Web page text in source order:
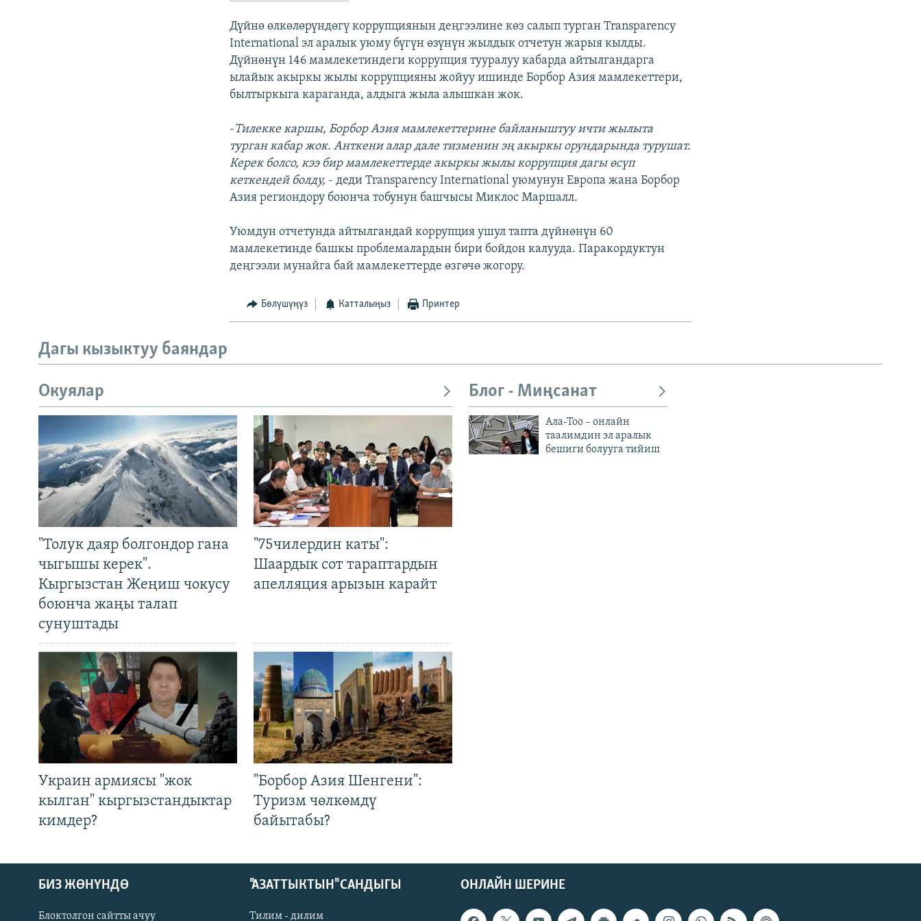
Дүйнө өлкөлөрүндөгү коррупциянын деңгээлине көз салып турган Transparency
International эл аралык уюму бүгүн өзүнүн жылдык отчетун жарыя кылды.
Дүйнөнүн 146 мамлекетиндеги коррупция тууралуу кабарда айтылгандарга
ылайык акыркы жылы коррупцияны жойуу ишинде Борбор Азия мамлекеттери,
былтыркыга караганда, алдыга жыла алышкан жок.
-Тилекке каршы, Борбор Азия мамлекеттерине байланыштуу ичти жылыта
турган кабар жок. Анткени алар дале тизменин эң акыркы орундарында турушат.
Керек болсо, кээ бир мамлекеттерде акыркы жылы коррупция дагы өсүп
кеткендей болду, - деди Transparency International уюмунун Европа жана Борбор
Азия региондору боюнча тобунун башчысы Миклос Маршалл.
Уюмдун отчетунда айтылгандай коррупция ушул тапта дүйнөнүн 60
мамлекетинде башкы проблемалардын бири бойдон калууда. Паракордуктун
деңгээли мунайга бай мамлекеттерде өзгөчө жогору.
Бөлүшүңүз Катталыңыз Принтер
Дагы кызыктуу баяндар
Окуялар
"Толук даяр болгондор гана
чыгышы керек".
Кыргызстан Жеңиш чокусу
боюнча жаңы талап
сунуштады
"75чилердин каты":
Шаардык сот тараптардын
апелляция арызын карайт
Украин армиясы "жок
кылган" кыргызстандыктар
кимдер?
"Борбор Азия Шенгени":
Туризм чөлкөмдү
байытабы?
Блог - Миңсанат
Ала-Тоо – онлайн
таалимдин эл аралык
бешиги болууга тийиш
ОНЛАЙН ШЕРИНЕ
БИЗ ЖӨНҮНДӨ
Блоктолгон сайтты ачуу
"АЗАТТЫКТЫН" САНДЫГЫ
Тилим - дилим